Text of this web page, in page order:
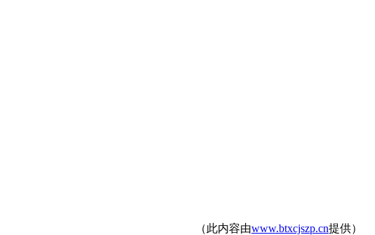
（此内容由www.btxcjszp.cn提供）